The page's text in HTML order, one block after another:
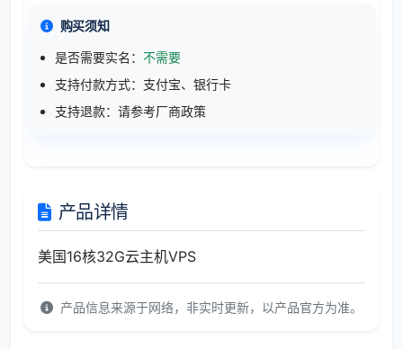
购买须知
是否需要实名： 不需要
支持付款方式：支付宝、银行卡
支持退款：请参考厂商政策
产品详情
美国16核32G云主机VPS
产品信息来源于网络，非实时更新，以产品官方为准。